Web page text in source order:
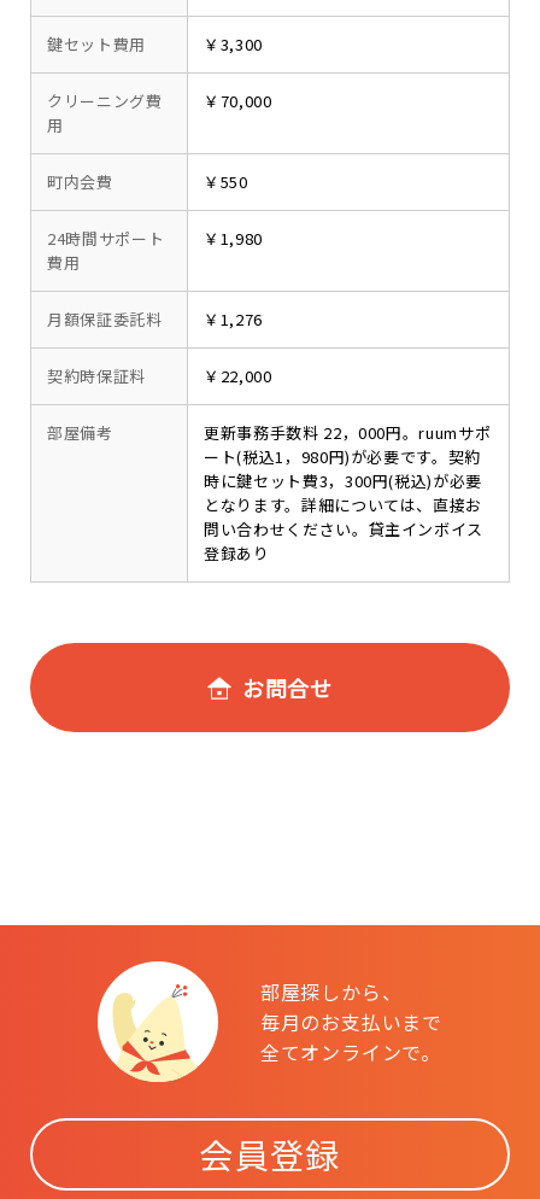
鍵セット費用 ￥3,300
クリーニング費
用
￥70,000
町内会費 ￥550
24時間サポート
費用
￥1,980
月額保証委託料 ￥1,276
契約時保証料 ￥22,000
部屋備考
更新事務手数料 22，000円。ruumサポ
ート(税込1，980円)が必要です。契約
時に鍵セット費3，300円(税込)が必要
となります。詳細については、直接お
問い合わせください。貸主インボイス
登録あり
お問合せ
部屋探しから、
毎月のお支払いまで
全てオンラインで。
会員登録